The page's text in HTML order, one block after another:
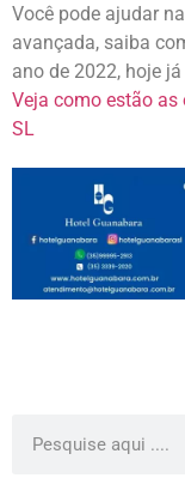
Você pode ajudar
avançada, saiba
ano de 2022, hoje
Veja como estão as
SL